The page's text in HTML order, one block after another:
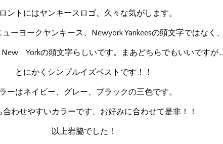
ントにはヤンキースロゴ、久々な気がします。
ーヨークヤンキース、Newyork Yankeesの頭文字ではなく、
Yorkの頭文字らしいです。まあどちらでもいいですが…
とにかくシンプルイズベストです！！
ーはネイビー、グレー、ブラックの三色です。
合わせやすいカラーです、お好みに合わせて是非！！
以上岩脇でした！